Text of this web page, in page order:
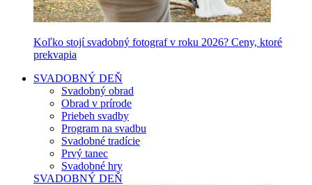
Koľko stojí svadobný fotograf v roku 2026? Ceny, ktoré
prekvapia
SVADOBNÝ DEŇ
Svadobný obrad
Obrad v prírode
Priebeh svadby
Program na svadbu
Svadobné tradície
Prvý tanec
Svadobné hry
SVADOBNÝ DEŇ